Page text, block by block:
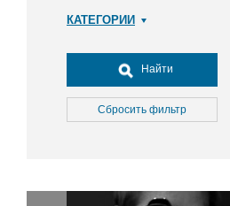
КАТЕГОРИИ
Досуг, туризм и отдых
Культура
Медицина
Окружающая среда
Найти
Сбросить фильтр